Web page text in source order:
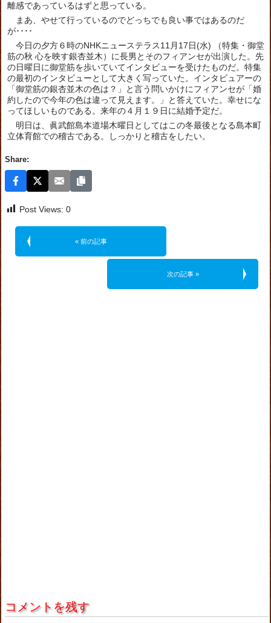
離感であっているはずと思っている。
まあ、やせて行っているのでどっちでも良い事ではあるのだ
が････
今日の夕方６時のNHKニューステラス11月17日(水) （特集・御堂
筋の秋 心を映す銀杏並木）に長男とそのフィアンセが出演した。先
の日曜日に御堂筋を歩いていてインタビューを受けたものだ。特集
の最初のインタビューとして大きく写っていた。インタビュアーの
「御堂筋の銀杏並木の色は？」と言う問いかけにフィアンセが「婚
約したので今年の色は違って見えます。」と答えていた。幸せにな
ってほしいものである。来年の４月１９日に結婚予定だ。
明日は、眞武館島本道場木曜日としてはこの冬最後となる島本町
立体育館での稽古である。しっかりと稽古をしたい。
Share:
Post Views: 0
« 前の記事
次の記事 »
コメントを残す